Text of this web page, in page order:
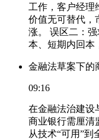
工作，客户经理
价值无可替代，
涨。 误区二：
本、短期内回本
金融法草案下的
09:16
在金融法治建设
商业银行需厘清
从技术“可用”到